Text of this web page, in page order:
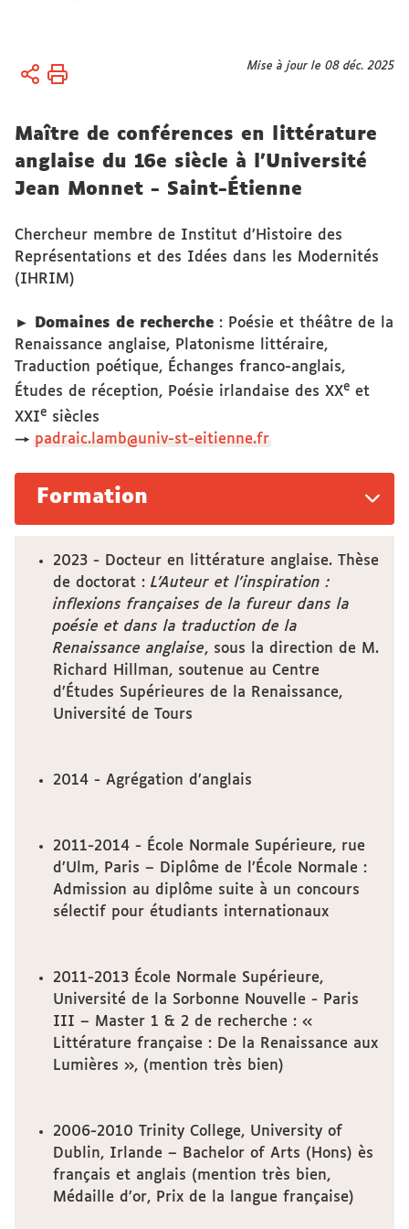
Vous
Accueil
Membres
affilié.es
Mise à jour le 08 déc. 2025
Maître de conférences en littérature
anglaise du 16e siècle à l'Université
Jean Monnet - Saint-Étienne
Chercheur membre de Institut d’Histoire des
Représentations et des Idées dans les Modernités
(IHRIM)
► Domaines de recherche : Poésie et théâtre de la
Renaissance anglaise, Platonisme littéraire,
Traduction poétique, Échanges franco-anglais,
Études de réception, Poésie irlandaise des XXe et
XXIe siècles
→ padraic.lamb@univ-st-eitienne.fr
Formation
2023 - Docteur en littérature anglaise. Thèse
de doctorat : L’Auteur et l’inspiration :
inflexions françaises de la fureur dans la
poésie et dans la traduction de la
Renaissance anglaise, sous la direction de M.
Richard Hillman, soutenue au Centre
d’Études Supérieures de la Renaissance,
Université de Tours
2014 - Agrégation d’anglais
2011-2014 - École Normale Supérieure, rue
d’Ulm, Paris – Diplôme de l’École Normale :
Admission au diplôme suite à un concours
sélectif pour étudiants internationaux
2011-2013 École Normale Supérieure,
Université de la Sorbonne Nouvelle - Paris
III – Master 1 & 2 de recherche : «
Littérature française : De la Renaissance aux
Lumières », (mention très bien)
2006-2010 Trinity College, University of
Dublin, Irlande – Bachelor of Arts (Hons) ès
français et anglais (mention très bien,
Médaille d’or, Prix de la langue française)